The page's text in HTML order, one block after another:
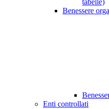
tabelle)
Benessere
Enti controllati